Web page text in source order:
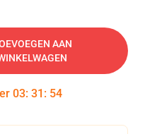
AAN
03: 31 : 53